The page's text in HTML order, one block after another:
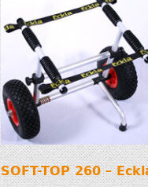
SOFT-TOP 260 –